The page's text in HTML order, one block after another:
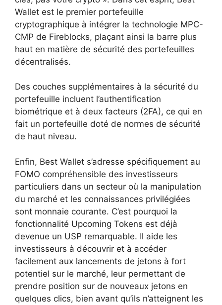
Wallet est le premier portefeuille
cryptographique à intégrer la technologie MPC-
CMP de Fireblocks, plaçant ainsi la barre plus
haut en matière de sécurité des portefeuilles
décentralisés.
Des couches supplémentaires à la sécurité du
portefeuille incluent l’authentification
biométrique et à deux facteurs (2FA), ce qui en
fait un portefeuille doté de normes de sécurité
de haut niveau.
Enfin, Best Wallet s’adresse spécifiquement au
FOMO compréhensible des investisseurs
particuliers dans un secteur où la manipulation
du marché et les connaissances privilégiées
sont monnaie courante. C’est pourquoi la
fonctionnalité Upcoming Tokens est déjà
devenue un USP remarquable. Il aide les
investisseurs à découvrir et à accéder
facilement aux lancements de jetons à fort
potentiel sur le marché, leur permettant de
prendre position sur de nouveaux jetons en
quelques clics, bien avant qu’ils n’atteignent les